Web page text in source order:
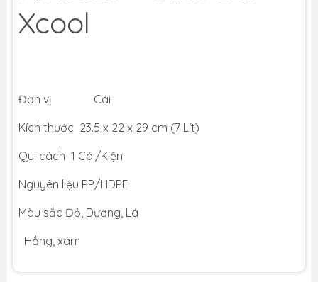
Xcool
Đơn vị Cái
Kích thước 23.5 x 22 x 29 cm (7 Lít)
Qui cách 1 Cái/Kiện
Nguyên liệu PP/HDPE
Màu sắc Đỏ, Dương, Lá
Hồng, xám